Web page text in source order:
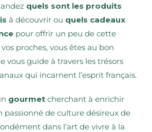
quels sont les produits
à découvrir ou quels cadeaux
pour offrir un peu de cette
proches, vous êtes au bon
vous guide à travers les trésors
qui incarnent l’esprit français.
gourmet cherchant à enrichir
passionné de culture désireux de
dans l’art de vivre à la